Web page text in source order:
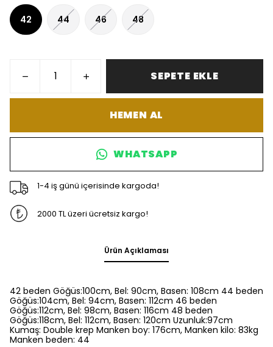
42 44 46 48
SEPETE EKLE
HEMEN AL
WHATSAPP
1-4 iş günü içerisinde kargoda!
2000 TL üzeri ücretsiz kargo!
Ürün Açıklaması
42 beden Göğüs:100cm, Bel: 90cm, Basen: 108cm 44 beden
Göğüs:104cm, Bel: 94cm, Basen: 112cm 46 beden
Göğüs:112cm, Bel: 98cm, Basen: 116cm 48 beden
Göğüs:118cm, Bel: 112cm, Basen: 120cm Uzunluk:97cm
Kumaş: Double krep Manken boy: 176cm, Manken kilo: 83kg
Manken beden: 44